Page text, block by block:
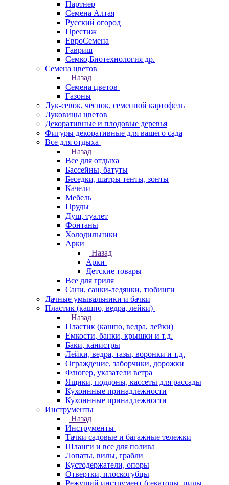
Партнер
Семена Алтая
Русский огород
Престиж
ЕвроСемена
Гавриш
Семко,Биотехнология др.
Семена цветов
Назад
Семена цветов
Газоны
Лук-севок, чеснок, семенной картофель
Луковицы цветов
Декоративные и плодовые деревья
Фигуры декоративные для вашего сада
Все для отдыха
Назад
Все для отдыха
Бассейны, батуты
Беседки, шатры тенты, зонты
Качели
Мебель
Пруды
Душ, туалет
Фонтаны
Холодильники
Арки
Назад
Арки
Детские товары
Все для гриля
Сани, санки-ледянки, тюбинги
Дачные умывальники и бачки
Пластик (кашпо, ведра, лейки)
Назад
Пластик (кашпо, ведра, лейки)
Емкости, банки, крышки и т.д.
Баки, канистры
Лейки, ведра, тазы, воронки и т.д.
Ограждение, заборчики, дорожки
Флюгер, указатели ветра
Ящики, поддоны, кассеты для рассады
Кухоннные принадлежности
Кухоннные принадлежности
Инструменты
Назад
Инструменты
Тачки садовые и багажные тележки
Шланги и все для полива
Лопаты, вилы, грабли
Кустодержатели, опоры
Отвертки, плоскогубцы
Режущий инструмент (секаторы, пилы,